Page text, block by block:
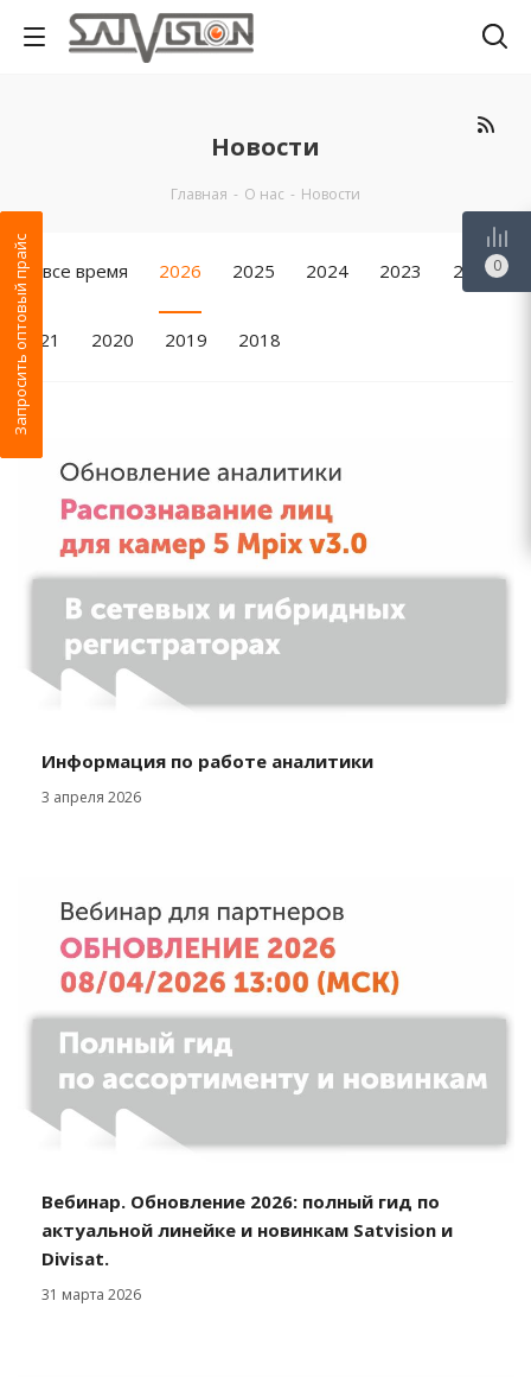
Новости
Главная - О нас - Новости
За все время 2026 2025 2024 2023 2022
2021 2020 2019 2018
Информация по работе аналитики
3 апреля 2026
Вебинар. Обновление 2026: полный гид по
актуальной линейке и новинкам Satvision и
Divisat.
31 марта 2026
Запросить оптовый прайс 0